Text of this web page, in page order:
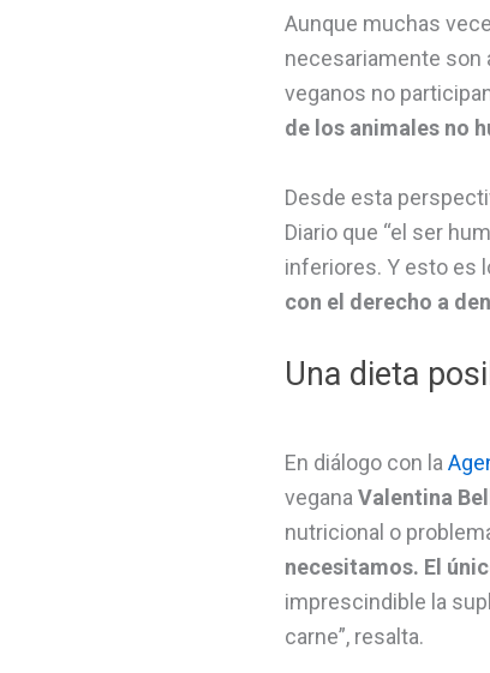
Aunque muchas
necesariamente son
veganos no
de los animales no
Desde esta
Diario que “el ser
inferiores. Y esto es
con el derecho a
Una dieta
En diálogo con la
vegana Valentina
nutricional o
necesitamos. El
imprescindible la
carne”, resalta.